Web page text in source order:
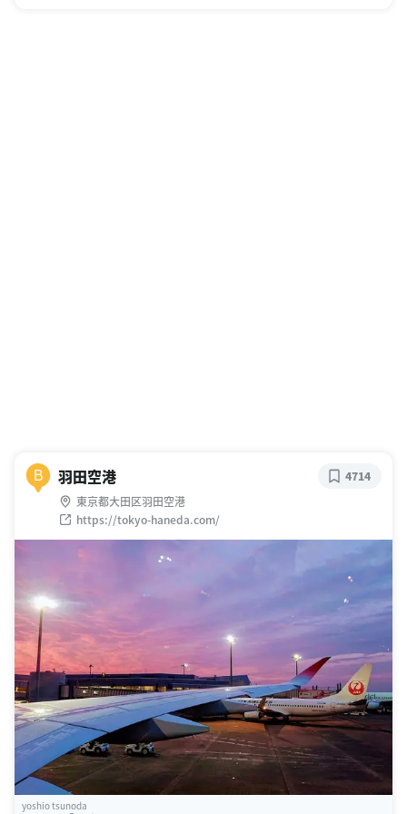
B 羽田空港
東京都大田区羽田空港
https://tokyo-haneda.com/
4714
yoshio tsunoda